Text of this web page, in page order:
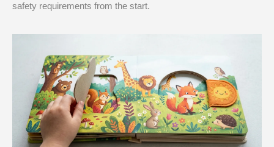
safety requirements from the start.